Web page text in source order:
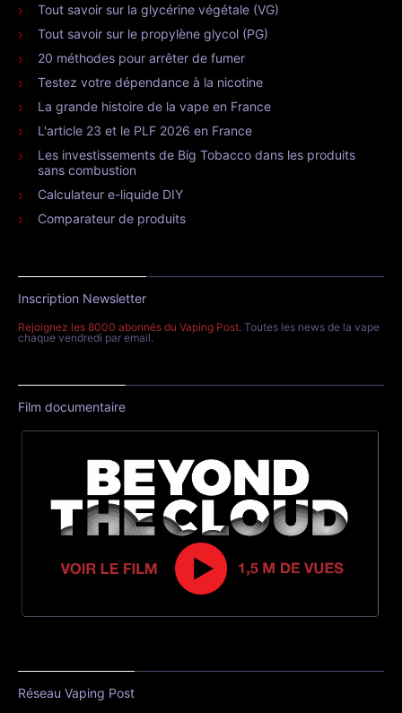
Tout savoir sur la glycérine végétale (VG)
Tout savoir sur le propylène glycol (PG)
20 méthodes pour arrêter de fumer
Testez votre dépendance à la nicotine
La grande histoire de la vape en France
L'article 23 et le PLF 2026 en France
Les investissements de Big Tobacco dans les produits
sans combustion
Calculateur e-liquide DIY
Comparateur de produits
Inscription Newsletter
Rejoignez les 8000 abonnés du Vaping Post. Toutes les news de la vape
chaque vendredi par email.
Film documentaire
Réseau Vaping Post